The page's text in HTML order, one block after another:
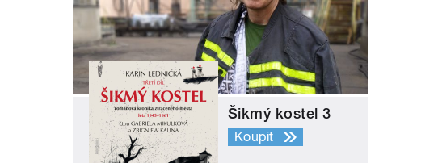
Šikmý kostel 3
Koupit